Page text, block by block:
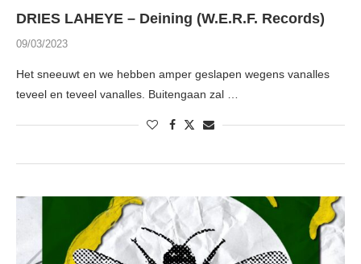
DRIES LAHEYE – Deining (W.E.R.F. Records)
09/03/2023
Het sneeuwt en we hebben amper geslapen wegens vanalles
teveel en teveel vanalles. Buitengaan zal …